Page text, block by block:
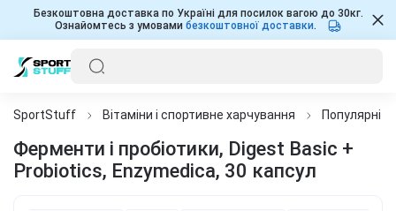
Безкоштовна доставка по Україні для посилок вагою до 30кг.
Ознайомтесь з умовами безкоштовної доставки.
SportStuff Вітаміни і спортивне харчування Популярні
Ферменти і пробіотики, Digest Basic +
Probiotics, Enzymedica, 30 капсул